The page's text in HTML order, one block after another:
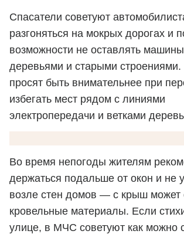
Спасатели советуют
разгоняться на мокрых дорогах и
возможности не оставлять
деревьями и старыми
просят быть внимательнее при
избегать мест рядом с линиями
электропередачи и ветками
Во время непогоды жителям
держаться подальше от окон и не
возле стен домов — с крыш может
кровельные материалы. Если
улице, в МЧС советуют как можно